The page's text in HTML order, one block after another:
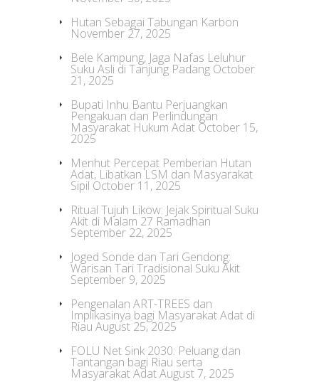
Hutan Sebagai Tabungan Karbon
November 27, 2025
Bele Kampung, Jaga Nafas Leluhur
Suku Asli di Tanjung Padang October
21, 2025
Bupati Inhu Bantu Perjuangkan
Pengakuan dan Perlindungan
Masyarakat Hukum Adat October 15,
2025
Menhut Percepat Pemberian Hutan
Adat, Libatkan LSM dan Masyarakat
Sipil October 11, 2025
Ritual Tujuh Likow: Jejak Spiritual Suku
Akit di Malam 27 Ramadhan
September 22, 2025
Joged Sonde dan Tari Gendong:
Warisan Tari Tradisional Suku Akit
September 9, 2025
Pengenalan ART-TREES dan
Implikasinya bagi Masyarakat Adat di
Riau August 25, 2025
FOLU Net Sink 2030: Peluang dan
Tantangan bagi Riau serta
Masyarakat AdatAugust 7, 2025